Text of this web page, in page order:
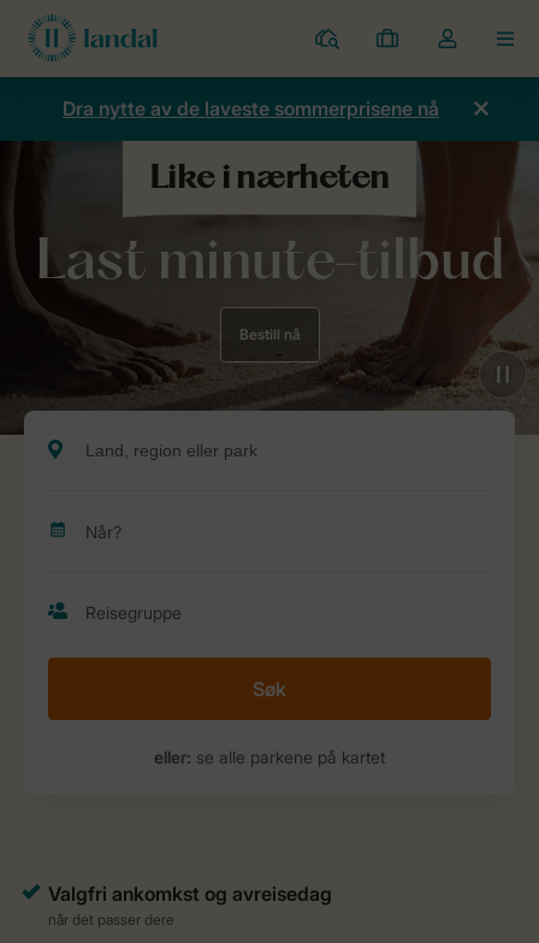
Parker
Mine
bestillinger
Toggle
the
my
Dra nytte av de laveste sommerprisene nå
Last minute-tilbud
Bestill nå
Søk
eller: se alle parkene på kartet